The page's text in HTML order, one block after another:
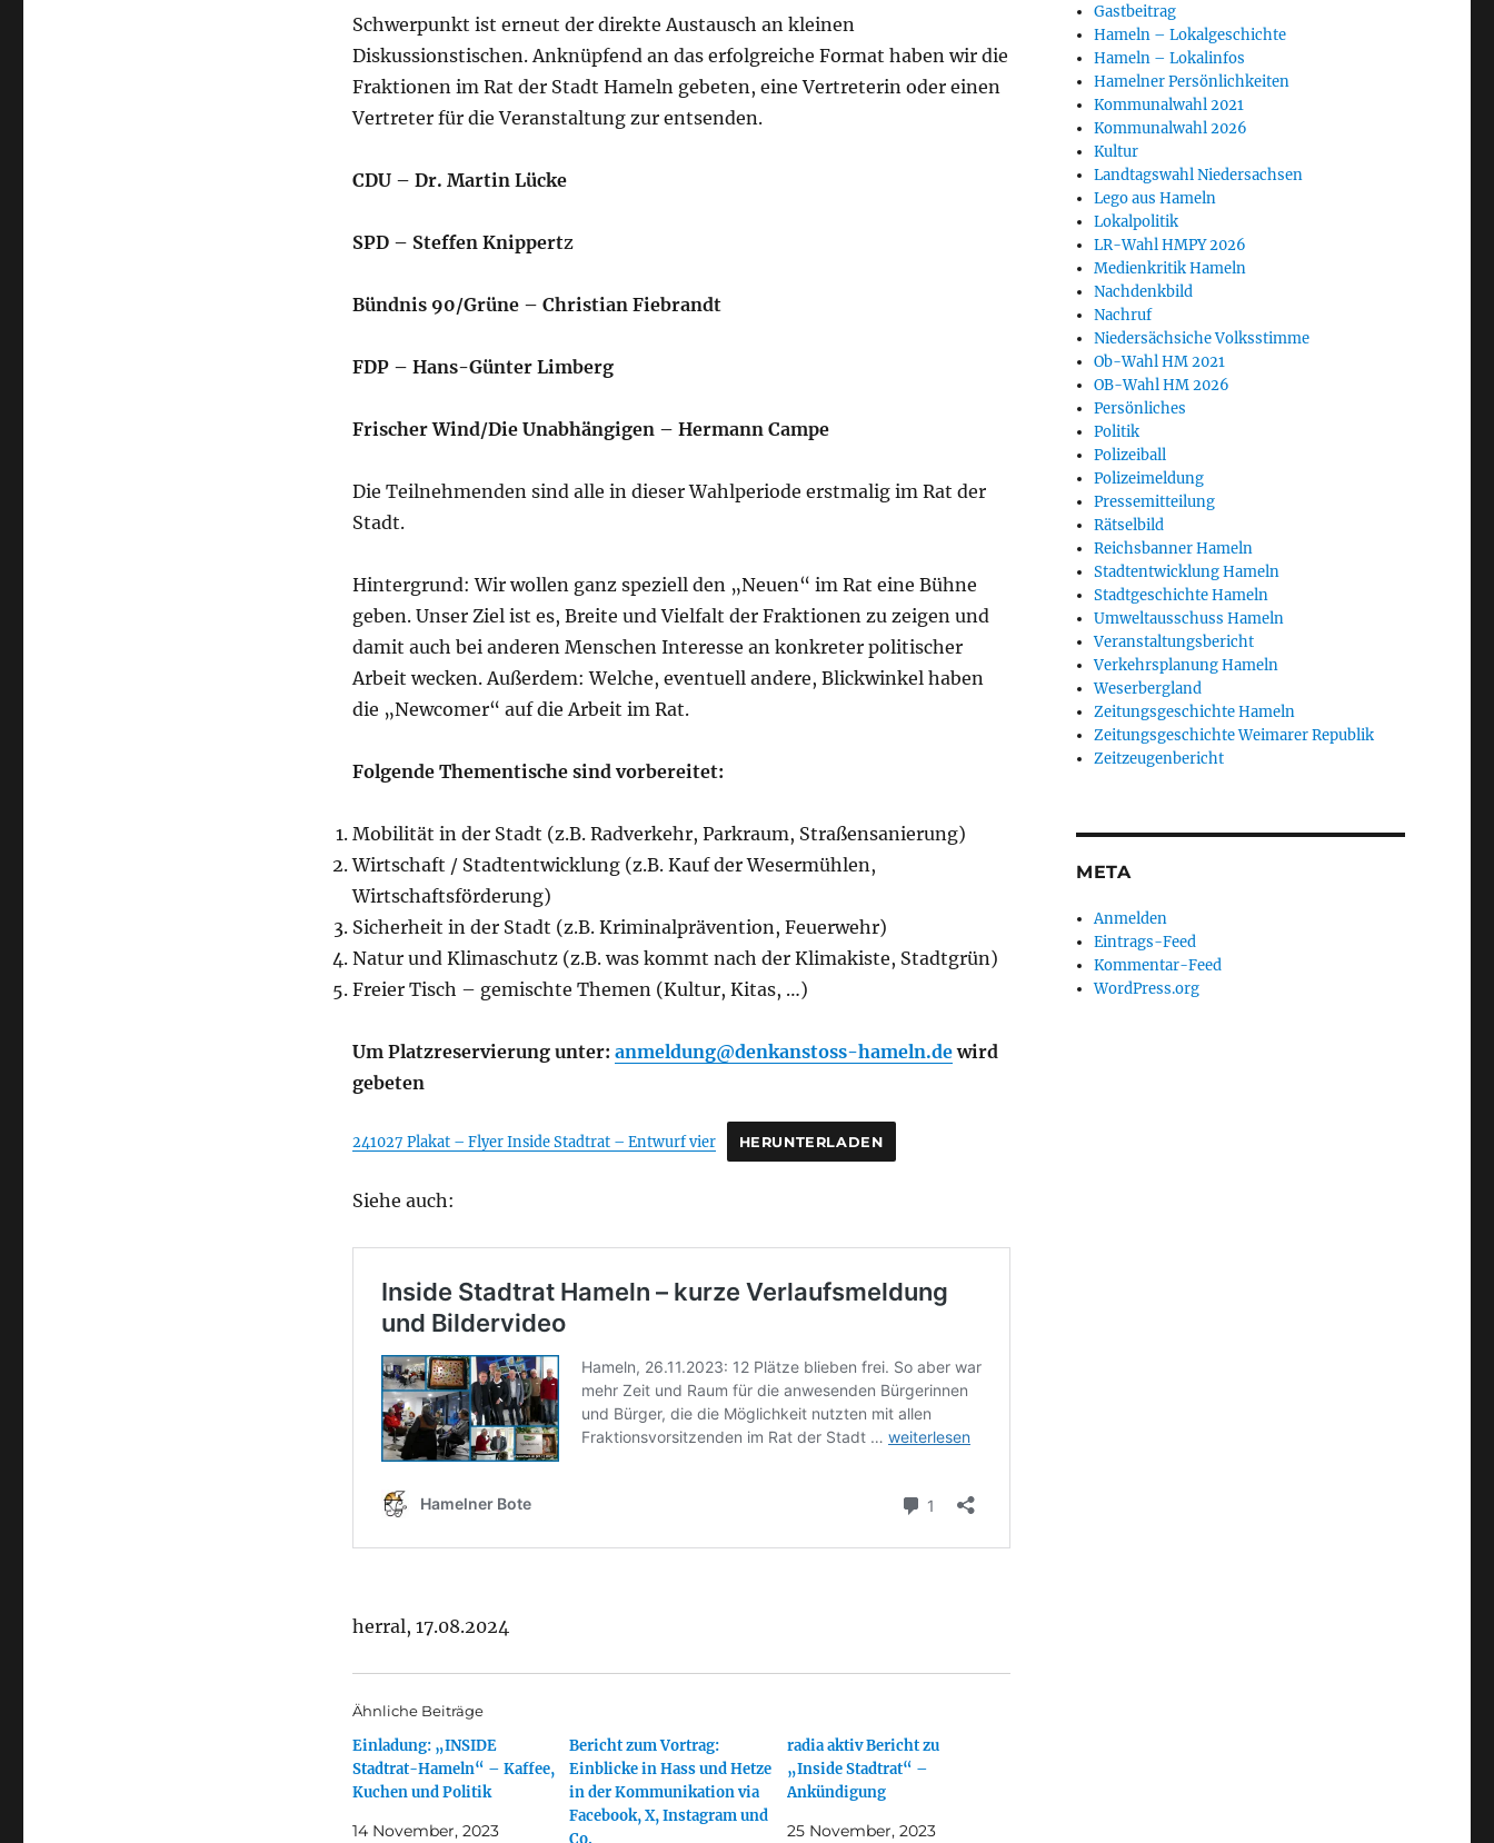
Schwerpunkt ist erneut der direkte Austausch an kleinen
Diskussionstischen. Anknüpfend an das erfolgreiche Format haben wir die
Fraktionen im Rat der Stadt Hameln gebeten, eine Vertreterin oder einen
Vertreter für die Veranstaltung zur entsenden.
CDU – Dr. Martin Lücke
SPD – Steffen Knippertz
Bündnis 90/Grüne – Christian Fiebrandt
FDP – Hans-Günter Limberg
Frischer Wind/Die Unabhängigen – Hermann Campe
Die Teilnehmenden sind alle in dieser Wahlperiode erstmalig im Rat der
Stadt.
Hintergrund: Wir wollen ganz speziell den „Neuen“ im Rat eine Bühne
geben. Unser Ziel ist es, Breite und Vielfalt der Fraktionen zu zeigen und
damit auch bei anderen Menschen Interesse an konkreter politischer
Arbeit wecken. Außerdem: Welche, eventuell andere, Blickwinkel haben
die „Newcomer“ auf die Arbeit im Rat.
Folgende Thementische sind vorbereitet:
Mobilität in der Stadt (z.B. Radverkehr, Parkraum, Straßensanierung)
Wirtschaft / Stadtentwicklung (z.B. Kauf der Wesermühlen,
Wirtschaftsförderung)
Sicherheit in der Stadt (z.B. Kriminalprävention, Feuerwehr)
Natur und Klimaschutz (z.B. was kommt nach der Klimakiste, Stadtgrün)
Freier Tisch – gemischte Themen (Kultur, Kitas, …)
Um Platzreservierung unter: anmeldung@denkanstoss-hameln.de wird
gebeten
241027 Plakat – Flyer Inside Stadtrat – Entwurf vier HERUNTERLADEN
Siehe auch:
herral, 17.08.2024
Ähnliche Beiträge
Einladung: „INSIDE
Stadtrat-Hameln“ – Kaffee,
Kuchen und Politik
14 November, 2023
Bericht zum Vortrag:
Einblicke in Hass und Hetze
in der Kommunikation via
Facebook, X, Instagram und
Co.
radia aktiv Bericht zu
„Inside Stadtrat“ –
Ankündigung
25 November, 2023
Gastbeitrag
Hameln – Lokalgeschichte
Hameln – Lokalinfos
Hamelner Persönlichkeiten
Kommunalwahl 2021
Kommunalwahl 2026
Kultur
Landtagswahl Niedersachsen
Lego aus Hameln
Lokalpolitik
LR-Wahl HMPY 2026
Medienkritik Hameln
Nachdenkbild
Nachruf
Niedersächsiche Volksstimme
Ob-Wahl HM 2021
OB-Wahl HM 2026
Persönliches
Politik
Polizeiball
Polizeimeldung
Pressemitteilung
Rätselbild
Reichsbanner Hameln
Stadtentwicklung Hameln
Stadtgeschichte Hameln
Umweltausschuss Hameln
Veranstaltungsbericht
Verkehrsplanung Hameln
Weserbergland
Zeitungsgeschichte Hameln
Zeitungsgeschichte Weimarer Republik
Zeitzeugenbericht
META
Anmelden
Eintrags-Feed
Kommentar-Feed
WordPress.org